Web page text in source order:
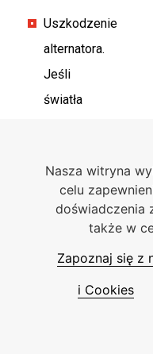
Uszkodzenie
alternatora.
Jeśli
światła
się
ściemniają
wraz
obciążeniem
Nasza witryna
celu
doświadczenia
także w
Zapoznaj się z
i Cookies